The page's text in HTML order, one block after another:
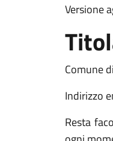
Versione
Comune
Indirizzo
Resta